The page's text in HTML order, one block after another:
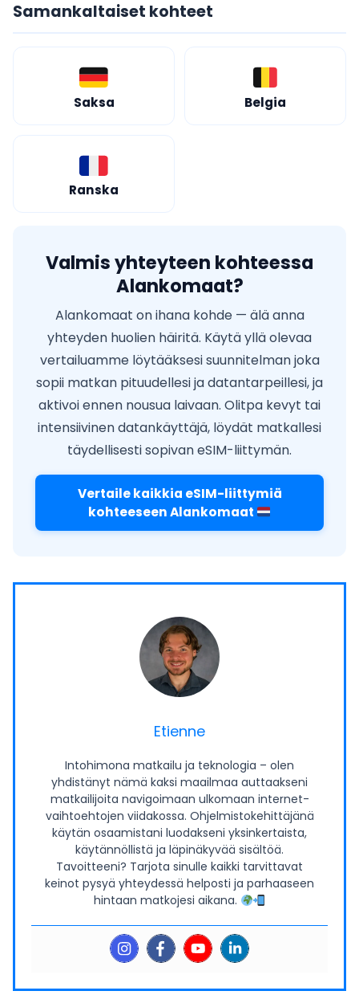
Samankaltaiset kohteet
Saksa Belgia
Ranska
Valmis yhteyteen kohteessa
Alankomaat?
Alankomaat on ihana kohde — älä anna
yhteyden huolien häiritä. Käytä yllä olevaa
vertailuamme löytääksesi suunnitelman joka
sopii matkan pituudellesi ja datantarpeillesi, ja
aktivoi ennen nousua laivaan. Olitpa kevyt tai
intensiivinen datankäyttäjä, löydät matkallesi
täydellisesti sopivan eSIM-liittymän.
Vertaile kaikkia eSIM-liittymiä
kohteeseen Alankomaat
Etienne
Intohimona matkailu ja teknologia – olen
yhdistänyt nämä kaksi maailmaa auttaakseni
matkailijoita navigoimaan ulkomaan internet-
vaihtoehtojen viidakossa. Ohjelmistokehittäjänä
käytän osaamistani luodakseni yksinkertaista,
käytännöllistä ja läpinäkyvää sisältöä.
Tavoitteeni? Tarjota sinulle kaikki tarvittavat
keinot pysyä yhteydessä helposti ja parhaaseen
hintaan matkojesi aikana.